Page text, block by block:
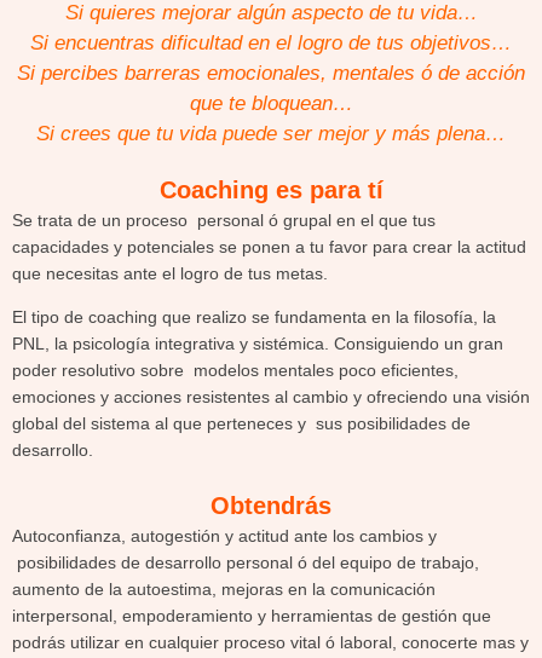
Si quieres mejorar algún aspecto de tu vida…
Si encuentras dificultad en el logro de tus objetivos…
Si percibes barreras emocionales, mentales ó de acción
que te bloquean…
Si crees que tu vida puede ser mejor y más plena…
Coaching es para tí
Se trata de un proceso personal ó grupal en el que tus
capacidades y potenciales se ponen a tu favor para crear la actitud
que necesitas ante el logro de tus metas.
El tipo de coaching que realizo se fundamenta en la filosofía, la
PNL, la psicología integrativa y sistémica. Consiguiendo un gran
poder resolutivo sobre modelos mentales poco eficientes,
emociones y acciones resistentes al cambio y ofreciendo una visión
global del sistema al que perteneces y sus posibilidades de
desarrollo.
Obtendrás
Autoconfianza, autogestión y actitud ante los cambios y
posibilidades de desarrollo personal ó del equipo de trabajo,
aumento de la autoestima, mejoras en la comunicación
interpersonal, empoderamiento y herramientas de gestión que
podrás utilizar en cualquier proceso vital ó laboral, conocerte mas y